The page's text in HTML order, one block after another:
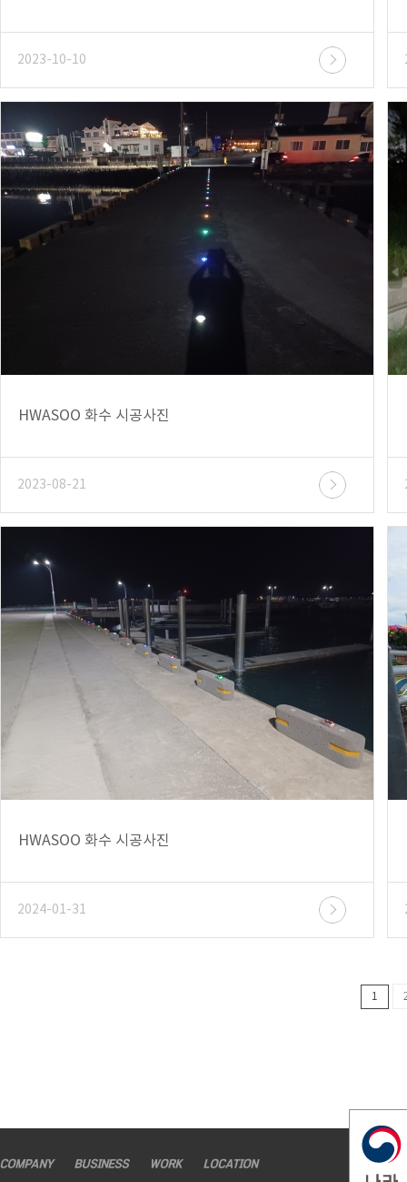
2023-10-10
HWASOO 화수 시공사진
2023-08-21
HWASOO 화수 시공사진
2024-01-31
1
COMPANY BUSINESS WORK LOCATION